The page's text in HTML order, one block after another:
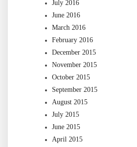
July 2016
June 2016
March 2016
February 2016
December 2015
November 2015
October 2015
September 2015
August 2015
July 2015
June 2015
April 2015